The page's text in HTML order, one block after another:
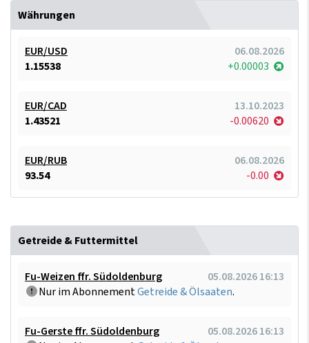
Währungen
EUR/USD
06.08.2026
1.15538
+0.00003
EUR/CAD
13.10.2023
1.43521
-0.00620
EUR/RUB
06.08.2026
93.54
-0.00
Getreide & Futtermittel
Fu-Weizen ffr. Südoldenburg
05.08.2026 16:13
Nur im AbonnementGetreide & Ölsaaten.
Fu-Gerste ffr. Südoldenburg
05.08.2026 16:13